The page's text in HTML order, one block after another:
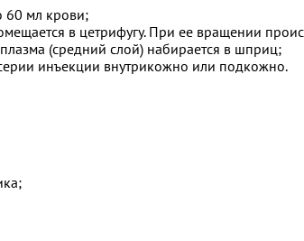
60 мл крови;
в цетрифугу. При ее вращении
(средний слой) набирается в шприц;
инъекции внутрикожно или подкожно.